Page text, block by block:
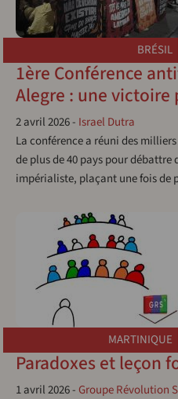
BRÉSIL
1ère Conférence
Alegre : une
2 avril 2026- Israel Dutra
La conférence a réuni des
de plus de 40 pays pour
impérialiste, plaçant une fois de
MARTINIQUE
Paradoxes et leçon
1 avril 2026- Groupe Révolution